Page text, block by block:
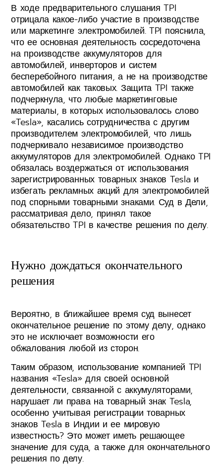
В ходе предварительного слушания TPI
отрицала какое-либо участие в производстве
или маркетинге электромобилей. TPI пояснила,
что ее основная деятельность сосредоточена
на производстве аккумуляторов для
автомобилей, инверторов и систем
бесперебойного питания, а не на производстве
автомобилей как таковых. Защита TPI также
подчеркнула, что любые маркетинговые
материалы, в которых использовалось слово
«Tesla», касались сотрудничества с другим
производителем электромобилей, что лишь
подчеркивало независимое производство
аккумуляторов для электромобилей. Однако TPI
обязалась воздержаться от использования
зарегистрированных товарных знаков Tesla и
избегать рекламных акций для электромобилей
под спорными товарными знаками. Суд в Дели,
рассматривая дело, принял такое
обязательство TPI в качестве решения по делу.
Нужно дождаться окончательного
решения
Вероятно, в ближайшее время суд вынесет
окончательное решение по этому делу, однако
это не исключает возможности его
обжалования любой из сторон.
Таким образом, использование компанией TPI
названия «Tesla» для своей основной
деятельности, связанной с аккумуляторами,
нарушает ли права на товарный знак Tesla,
особенно учитывая регистрации товарных
знаков Tesla в Индии и ее мировую
известность? Это может иметь решающее
значение для суда, а также для окончательного
решения по делу.